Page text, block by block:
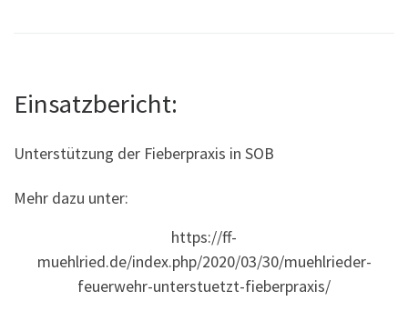
Einsatzbericht:
Unterstützung der Fieberpraxis in SOB
Mehr dazu unter:
https://ff-
muehlried.de/index.php/2020/03/30/muehlrieder-
feuerwehr-unterstuetzt-fieberpraxis/